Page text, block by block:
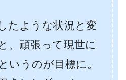
たような状況と変
、頑張って現世に
いうのが目標に。